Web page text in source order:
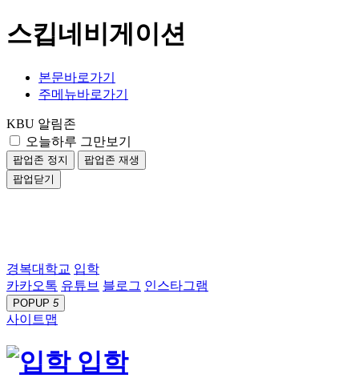
스킵네비게이션
본문바로가기
주메뉴바로가기
KBU 알림존
오늘하루 그만보기
팝업존 정지
팝업존 재생
팝업닫기
경복대학교 입학
카카오톡 유튜브 블로그 인스타그램
POPUP 5
사이트맵
입학